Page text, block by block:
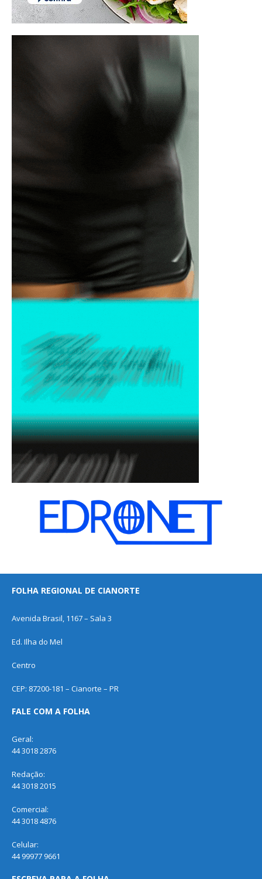
FOLHA REGIONAL DE CIANORTE
Avenida Brasil, 1167 – Sala 3
Ed. Ilha do Mel
Centro
CEP: 87200-181 – Cianorte – PR
FALE COM A FOLHA
Geral:
44 3018 2876
Redação:
44 3018 2015
Comercial:
44 3018 4876
Celular:
44 99977 9661